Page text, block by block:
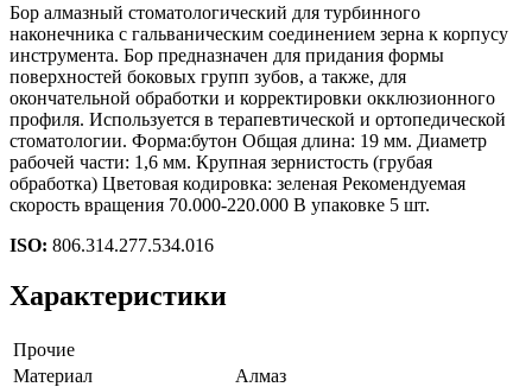
Бор алмазный стоматологический для турбинного
наконечника с гальваническим соединением зерна к корпусу
инструмента. Бор предназначен для придания формы
поверхностей боковых групп зубов, а также, для
окончательной обработки и корректировки окклюзионного
профиля. Используется в терапевтической и ортопедической
стоматологии. Форма:бутон Общая длина: 19 мм. Диаметр
рабочей части: 1,6 мм. Крупная зернистость (грубая
обработка) Цветовая кодировка: зеленая Рекомендуемая
скорость вращения 70.000-220.000 В упаковке 5 шт.
ISO: 806.314.277.534.016
Характеристики
Прочие
Материал
Алмаз